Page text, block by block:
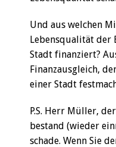
Und aus welchen
Lebensqualität der
Stadt finanziert?
Finanzausgleich,
einer Stadt
P.S. Herr Müller,
bestand (wieder
schade. Wenn Sie